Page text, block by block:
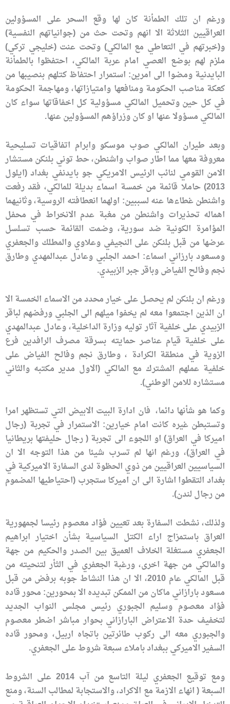
ورغم ان تلك الطمأنة كان لها وقع السحر على المسؤولين
العراقيين الثلاثة الا انهم وتحت حث من (جوانياتهم النفسية)
و(خبرتهم في التعاطي مع المالكي) وتحت عنت (خليجي تركي)
ملزم لهم بوضع العصي امام عربة المالكي، احتفظوا بالطمأنة
البايدنية ومضوا الى امرين: استمرار احتفاظ كتلهم بنصيبها من
كعكة مناصب الحكومة ومنافعها وامتيازاتها، ومهاجمة الحكومة
في كل حين وتحميل المالكي مسؤولية كل اخفاقاتها سواء كان
المالكي مسؤولا عنها او كان وزراؤهم المسؤولين عنها.
وبعد طيران المالكي صوب موسكو وابرام اتفاقيات تسليحية
معروفة معها مما اطار صواب واشنطن، حطتوني بلنكن مستشار
الامن القومي لنائب الرئيس الامريكي جو بايدنفي بغداد (ايلول
2013) حاملا قائمة من خمسة اسماء بديلة للمالكي، فقد رفعت
واشنطن غطاءها عنه لسببين: اولهما انعطافته الروسية، وثانيهما
اهماله تحذيرات واشنطن من مغبة عدم الانخراط في محفل
المؤامرة الكونية ضد سورية، وضمت القائمة حسب تسلسل
عرضها من قبل بلنكن على النجيفي وعلاوي والمطلك والجعفري
ومسعود بارزاني اسماء: احمد الجلبي وعادل عبدالمهدي وطارق
نجم وفالح الفياض وباقر جبر الزبيدي.
ورغم ان بلنكن لم يحصل على خيار محدد من الاسماء الخمسة الا
ان الذين اجتمعوا معه لم يخفوا ميلهم الى الجلبي ورفضهم لباقر
الزبيدي على خلفية آثار توليه وزارة الداخلية، وعادل عبدالمهدي
على خلفية قيام عناصر حمايته بسرقة مصرف الرافدين فرع
الزوية في منطقة الكرادة ، وطارق نجم وفالح الفياض على
خلفية عملهم المشترك مع المالكي (الاول مدير مكتبه والثاني
مستشاره للامن الوطني).
وكما هو شأنها دائما، فان ادارة البيت الابيض التي تستظهر امرا
وتستبطن غيره كانت امام خيارين: الاستمرار في تجربة (رجال
اميركا في العراق) او اللجوء الى تجربة ( رجال حليفتها بريطانيا
في العراق)، ورغم انها لم تسرب شيئا من هذا التوجه الا ان
السياسيين العراقيين من ذوي الحظوة لدى السفارة الاميركية في
بغداد التقطوا اشارة الى ان اميركا ستجرب (احتياطيها المضموم
من رجال لندن).
ولذلك، نشطت السفارة بعد تعيين فؤاد معصوم رئيسا لجمهورية
العراق باستمزاج اراء الكتل السياسية بشأن اختيار ابراهيم
الجعفري مستغلة الخلاف العميق بين الصدر والحكيم من جهة
والمالكي من جهة اخرى، ورغبة الجعفري في الثأر لتنحيته من
قبل المالكي عام 2010، الا ان هذا النشاط جوبه برفض من قبل
مسعود بارازاني ماكان من الممكن تبديده الا بمحورين: محور قاده
فؤاد معصوم وسليم الجبوري رئيس مجلس النواب الجديد
لتخفيف حدة الاعتراض البارازاني بحوار مباشر اضطر معصوم
والجبوري معه الى ركوب طائرتين باتجاه اربيل، ومحور قاده
السفير الاميركي ببغداد باملاء سبعة شروط على الجعفري.
ومع توقيع الجعفري ليلة التاسع من آب 2014 على الشروط
السبعة ( انهاء الازمة مع الاكراد، والاستجابة لمطالب السنة، ومنع